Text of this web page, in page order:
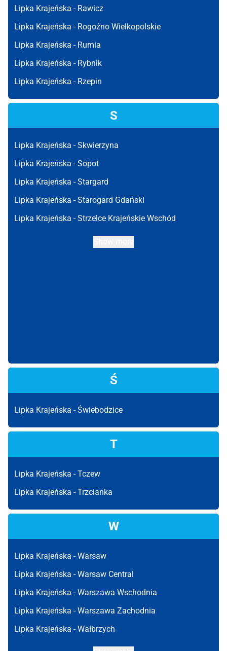
Lipka Krajeńska - Rawicz
Lipka Krajeńska - Rogoźno Wielkopolskie
Lipka Krajeńska - Rumia
Lipka Krajeńska - Rybnik
Lipka Krajeńska - Rzepin
S
Lipka Krajeńska -Skwierzyna
Lipka Krajeńska -Sopot
Lipka Krajeńska -Stargard
Lipka Krajeńska -Starogard Gdański
Lipka Krajeńska -Strzelce Krajeńskie Wschód
Ś
Lipka Krajeńska -Świebodzice
T
Lipka Krajeńska -Tczew
Lipka Krajeńska -Trzcianka
W
Lipka Krajeńska -Warsaw
Lipka Krajeńska -Warsaw Central
Lipka Krajeńska -Warszawa Wschodnia
Lipka Krajeńska -Warszawa Zachodnia
Lipka Krajeńska -Wałbrzych